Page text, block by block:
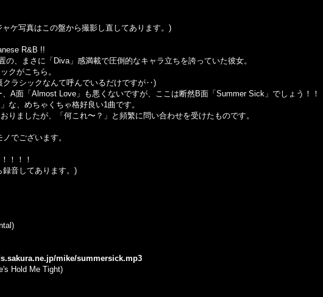
ャケ写真はこの盤から撮影し直してあります。 )
R&B !!
の、まさに「Diva」感満載で圧倒的なキャラ立ちを誇っていた彼女。
クがこちら。
クラシックなんて呼んでいるだけですが‥)
A面「Almost Love」も悪くないですが、ここは断然B面「Summer Sick」でしょう！！
な、めちゃくちゃ格好良い1曲です。
りましたが、「何これ〜？」と頻繁に問い合わせを受けたものです。
でございます。
！！！
音してあります。)
mike/summersick.mp3
Hold Me Tight)